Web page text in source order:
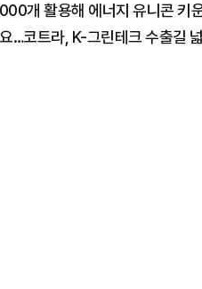
개 활용해 에너지 유니콘 키
…코트라, K-그린테크 수출길